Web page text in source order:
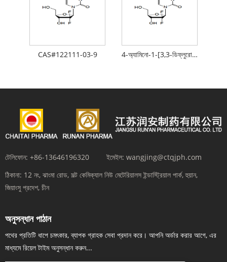
CAS#122111-03-9 4-অ্যামিনো-1-[3,3-ডিফ্লুরো-4-হাইড্রক্সি-5-(হাইড্রোক্সিমিথাইল)টেট্রাহাইড্রোফুরান-2-ইএল]-1এইচ-পাইরিমিডিন-2-ওয়ান হাইড্রোক্লোরাইড
টেলিফোন: +86-13646196320 ইমেইল: wangjing@ctqjph.com
ঠিকানা: 12 নং, ঝাংমা রোড, সল্ট কেমিক্যাল নিউ মেটেরিয়ালস ইন্ডাস্ট্রিয়াল পার্ক, হুয়ান,
জিয়াংসু প্রদেশ, চীন
অনুসন্ধান পাঠান
পথের প্রতিটি ধাপে চমৎকার, ব্যাপক গ্রাহক সেবা প্রদান করে। আপনি অর্ডার করার আগে, এর
মাধ্যমে রিয়েল টাইম অনুসন্ধান করুন...